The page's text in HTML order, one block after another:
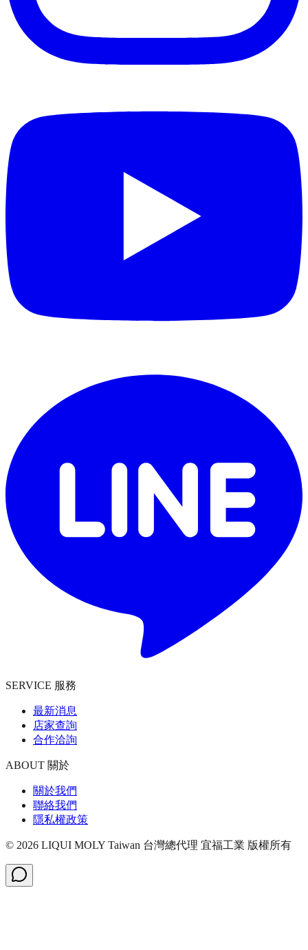
SERVICE 服務
最新消息
店家查詢
合作洽詢
ABOUT 關於
關於我們
聯絡我們
隱私權政策
© 2026 LIQUI MOLY Taiwan 台灣總代理 宜福工業 版權所有